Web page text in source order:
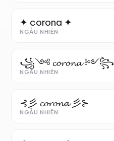
✦ corona ✦
NGẪU NHIÊN
꧁༺ 𝓬𝓸𝓻𝓸𝓷𝓪 ༻꧂
NGẪU NHIÊN
⊰彡 𝓬𝓸𝓻𝓸𝓷𝓪 彡⊱
NGẪU NHIÊN